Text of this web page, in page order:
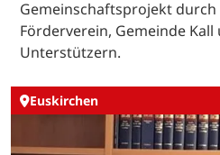
Gemeinschaftsprojekt durch
Förderverein, Gemeinde
Unterstützern.
Euskirchen